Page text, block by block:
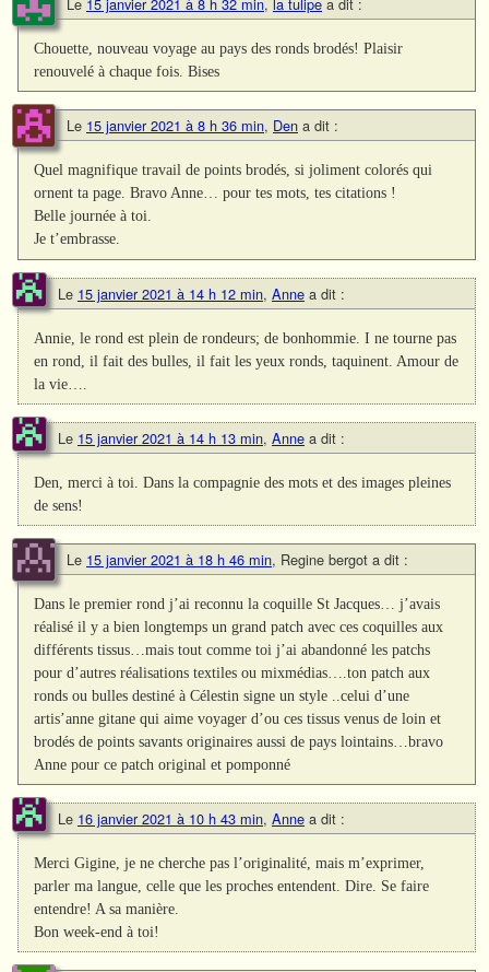
Chouette, nouveau voyage au pays des ronds brodés! Plaisir
renouvelé à chaque fois. Bises
Le 15 janvier 2021 à 8 h 36 min, Den a dit :
Quel magnifique travail de points brodés, si joliment colorés qui
ornent ta page. Bravo Anne… pour tes mots, tes citations !
Belle journée à toi.
Je t’embrasse.
Le 15 janvier 2021 à 14 h 12 min, Anne a dit :
Annie, le rond est plein de rondeurs; de bonhommie. I ne tourne pas
en rond, il fait des bulles, il fait les yeux ronds, taquinent. Amour de
la vie….
Le 15 janvier 2021 à 14 h 13 min, Anne a dit :
Den, merci à toi. Dans la compagnie des mots et des images pleines
de sens!
Le 15 janvier 2021 à 18 h 46 min, Regine bergot a dit :
Dans le premier rond j’ai reconnu la coquille St Jacques… j’avais
réalisé il y a bien longtemps un grand patch avec ces coquilles aux
différents tissus…mais tout comme toi j’ai abandonné les patchs
pour d’autres réalisations textiles ou mixmédias….ton patch aux
ronds ou bulles destiné à Célestin signe un style ..celui d’une
artis’anne gitane qui aime voyager d’ou ces tissus venus de loin et
brodés de points savants originaires aussi de pays lointains…bravo
Anne pour ce patch original et pomponné
Le 16 janvier 2021 à 10 h 43 min, Anne a dit :
Merci Gigine, je ne cherche pas l’originalité, mais m’exprimer,
parler ma langue, celle que les proches entendent. Dire. Se faire
entendre! A sa manière.
Bon week-end à toi!